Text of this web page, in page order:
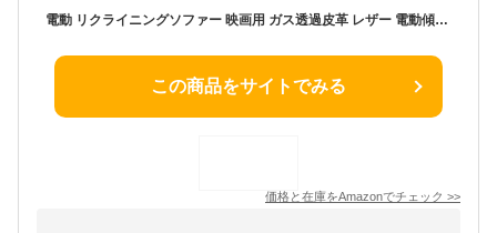
電動 リクライニングソファー 映画用 ガス透過皮革 レザー 電動傾斜式リクライニングチェア 振動と加熱機能付き 高齢者用 電動ソファー フットレスト 一体型 一人用 リラックスソファ ネイル ソファー ネイル 椅 サロン チェア シネマ ホームシアター 1人掛け 休む 寝る（ブラックblack 1P）
この商品をサイトでみる
価格と在庫をAmazonでチェック >>